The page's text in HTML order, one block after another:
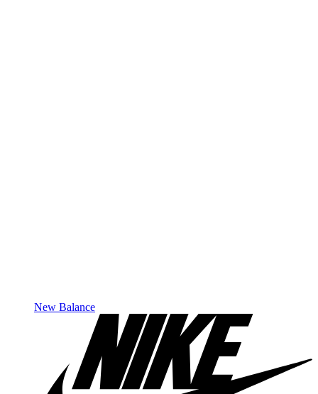
New Balance